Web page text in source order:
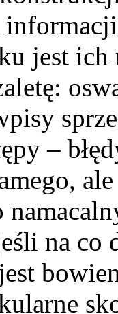
jest
–
na co